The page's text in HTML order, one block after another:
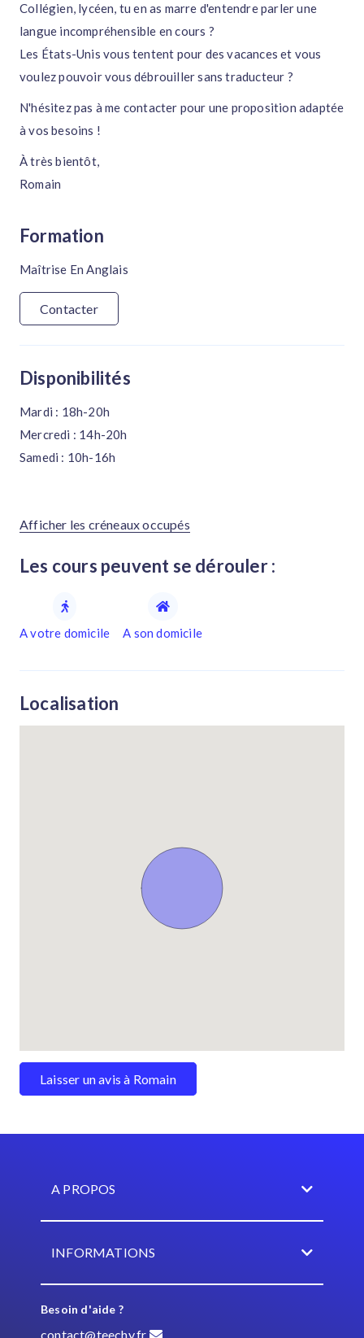
Collégien, lycéen, tu en as marre d'entendre parler une
langue incompréhensible en cours ?
Les États-Unis vous tentent pour des vacances et vous
voulez pouvoir vous débrouiller sans traducteur ?
N'hésitez pas à me contacter pour une proposition adaptée
à vos besoins !
À très bientôt,
Romain
Formation
Maîtrise En Anglais
Contacter
Disponibilités
Mardi : 18h-20h
Mercredi : 14h-20h
Samedi : 10h-16h
Afficher les créneaux occupés
Les cours peuvent se dérouler :
A votre domicile A son domicile
Localisation
Laisser un avis à Romain
A PROPOS
INFORMATIONS
Besoin d'aide ?
contact@teechy.fr